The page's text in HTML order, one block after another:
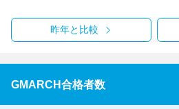
昨年と比較
GMARCH合格者数